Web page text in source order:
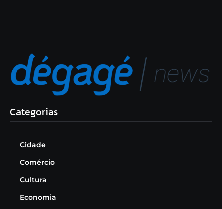
Categorias
Cidade
Comércio
Cultura
Economia